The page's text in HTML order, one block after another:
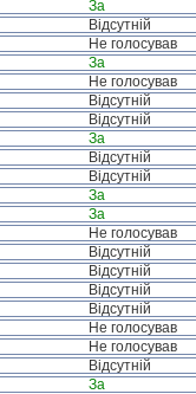
За
Відсутній
Не голосував
За
Не голосував
Відсутній
Відсутній
За
Відсутній
Відсутній
За
За
Не голосував
Відсутній
Відсутній
Відсутній
Відсутній
Не голосував
Не голосував
Відсутній
За